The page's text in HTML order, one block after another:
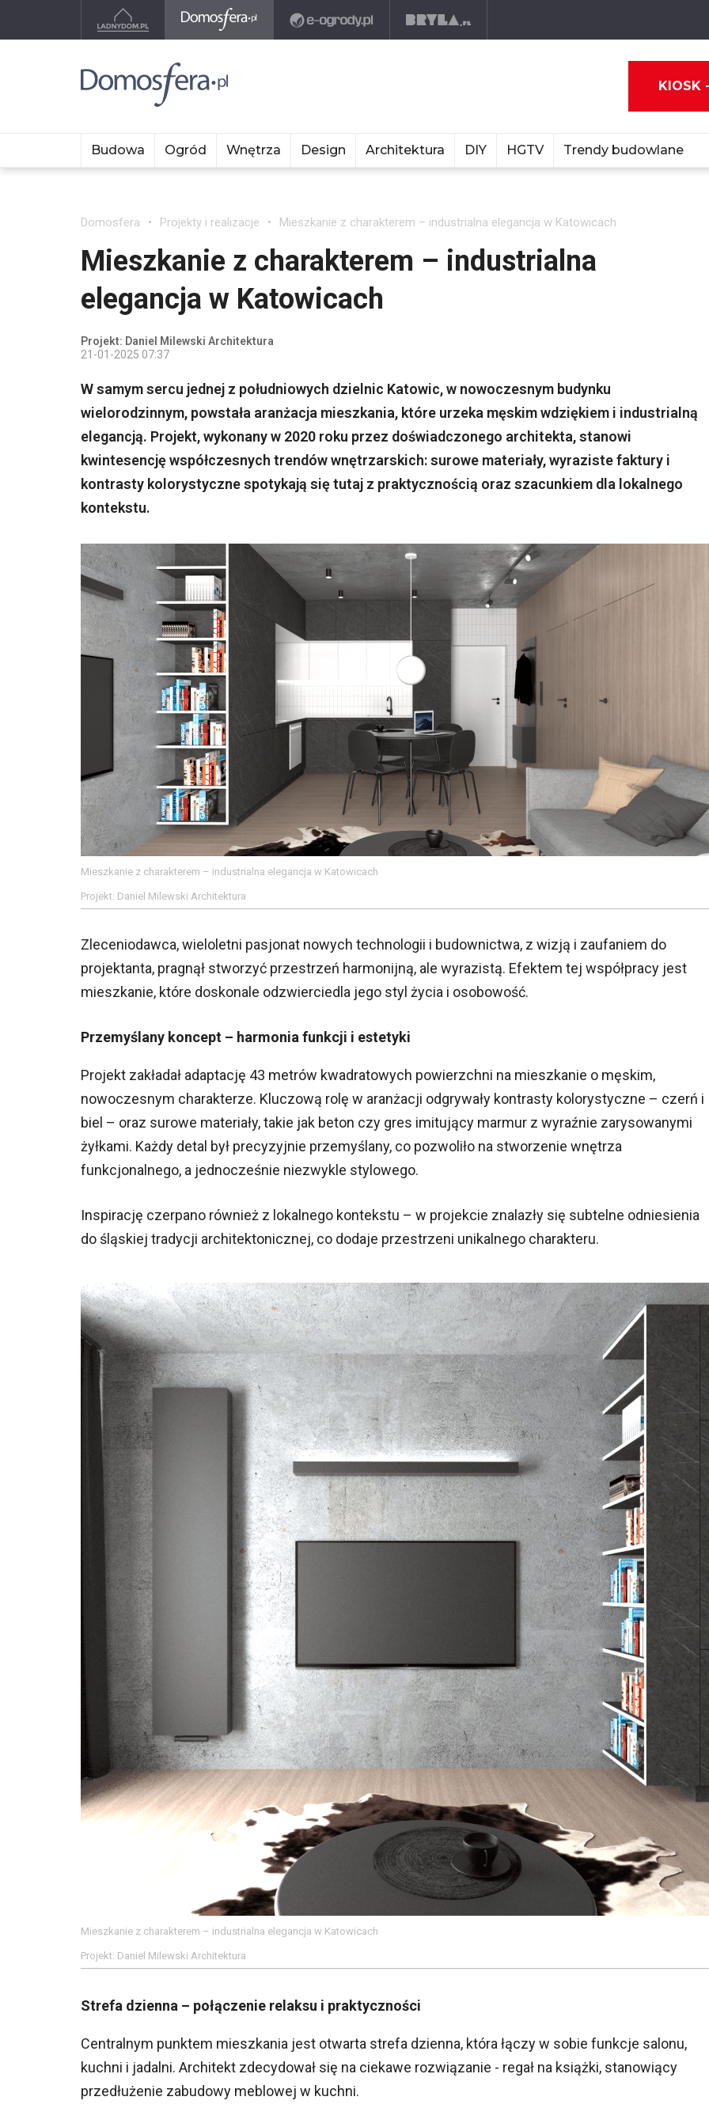
KIOSK
Budowa Ogród Wnętrza Design Architektura DIY HGTV Trendy budowlane
Domosfera Projekty i realizacje Mieszkanie z charakterem – industrialna elegancja w Katowicach
Mieszkanie z charakterem – industrialna
elegancja w Katowicach
Projekt: Daniel Milewski Architektura
21-01-2025 07:37
W samym sercu jednej z południowych dzielnic Katowic, w nowoczesnym budynku
wielorodzinnym, powstała aranżacja mieszkania, które urzeka męskim wdziękiem i industrialną
elegancją. Projekt, wykonany w 2020 roku przez doświadczonego architekta, stanowi
kwintesencję współczesnych trendów wnętrzarskich: surowe materiały, wyraziste faktury i
kontrasty kolorystyczne spotykają się tutaj z praktycznością oraz szacunkiem dla lokalnego
kontekstu.
Mieszkanie z charakterem – industrialna elegancja w Katowicach
Projekt: Daniel Milewski Architektura
Zleceniodawca, wieloletni pasjonat nowych technologii i budownictwa, z wizją i zaufaniem do
projektanta, pragnął stworzyć przestrzeń harmonijną, ale wyrazistą. Efektem tej współpracy jest
mieszkanie, które doskonale odzwierciedla jego styl życia i osobowość.
Przemyślany koncept – harmonia funkcji i estetyki
Projekt zakładał adaptację 43 metrów kwadratowych powierzchni na mieszkanie o męskim,
nowoczesnym charakterze. Kluczową rolę w aranżacji odgrywały kontrasty kolorystyczne – czerń i
biel – oraz surowe materiały, takie jak beton czy gres imitujący marmur z wyraźnie zarysowanymi
żyłkami. Każdy detal był precyzyjnie przemyślany, co pozwoliło na stworzenie wnętrza
funkcjonalnego, a jednocześnie niezwykle stylowego.
Inspirację czerpano również z lokalnego kontekstu – w projekcie znalazły się subtelne odniesienia
do śląskiej tradycji architektonicznej, co dodaje przestrzeni unikalnego charakteru.
Mieszkanie z charakterem – industrialna elegancja w Katowicach
Projekt: Daniel Milewski Architektura
Strefa dzienna – połączenie relaksu i praktyczności
Centralnym punktem mieszkania jest otwarta strefa dzienna, która łączy w sobie funkcje salonu,
kuchni i jadalni. Architekt zdecydował się na ciekawe rozwiązanie - regał na książki, stanowiący
przedłużenie zabudowy meblowej w kuchni.